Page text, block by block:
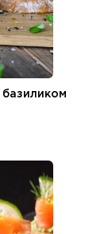
базиликом